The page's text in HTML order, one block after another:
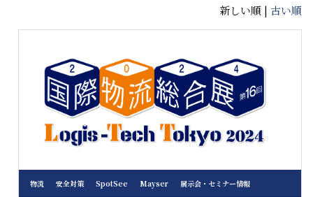
新しい順 | 古い順
物流 安全対策 SpotSee Mayser 展示会・セミナー情報